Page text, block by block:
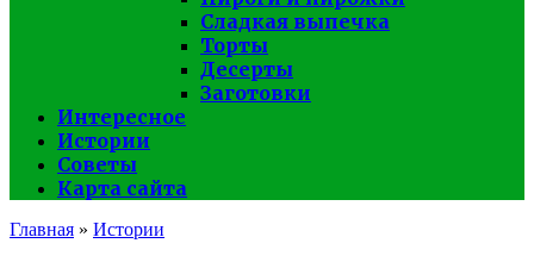
Сладкая выпечка
Торты
Десерты
Заготовки
Интересное
Истории
Советы
Карта сайта
Главная » Истории